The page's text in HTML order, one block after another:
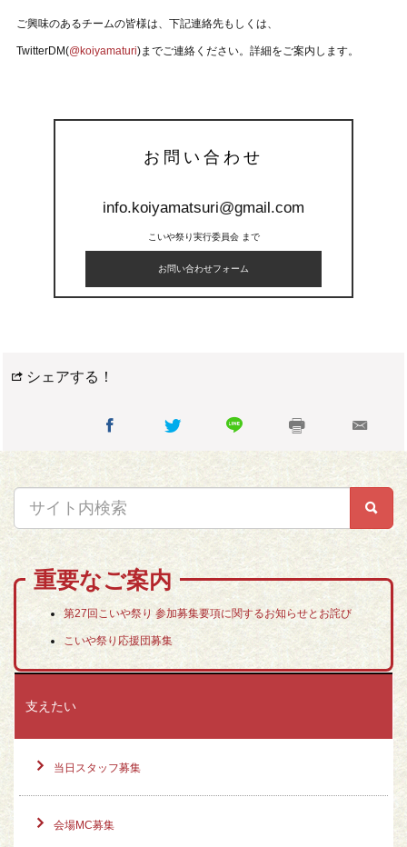
ご興味のあるチームの皆様は、下記連絡先もしくは、
TwitterDM(@koiyamaturi)までご連絡ください。詳細をご案内します。
お問い合わせ
info.koiyamatsuri@gmail.com
こいや祭り実行委員会 まで
お問い合わせフォーム
シェアする！
重要なご案内
第27回こいや祭り 参加募集要項に関するお知らせとお詫び
こいや祭り応援団募集
支えたい
当日スタッフ募集
会場MC募集